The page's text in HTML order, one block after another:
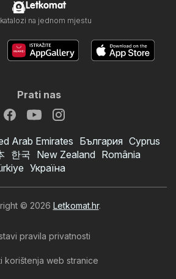
Letkomat
na jednom mjestu
Prati nas
Arab Emirates България Cyprus
한국 New Zealand România
Україна
© 2026 Letkomat.hr.
pravila privatnosti
korištenja web stranice